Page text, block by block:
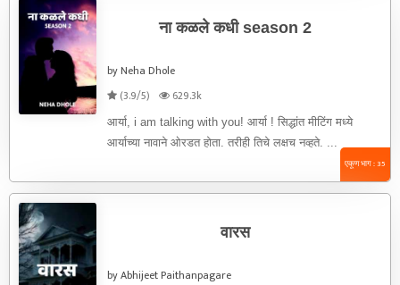
ना कळले कधी season 2
by Neha Dhole
(3.9/5)
629.3k
आर्या, i am talking with you! आर्या ! सिद्धांत मीटिंग मध्ये
आर्याच्या नावाने ओरडत होता. तरीही तिचे लक्षच नव्हते. ...
एकूण भाग : 35
वारस
by Abhijeet Paithanpagare